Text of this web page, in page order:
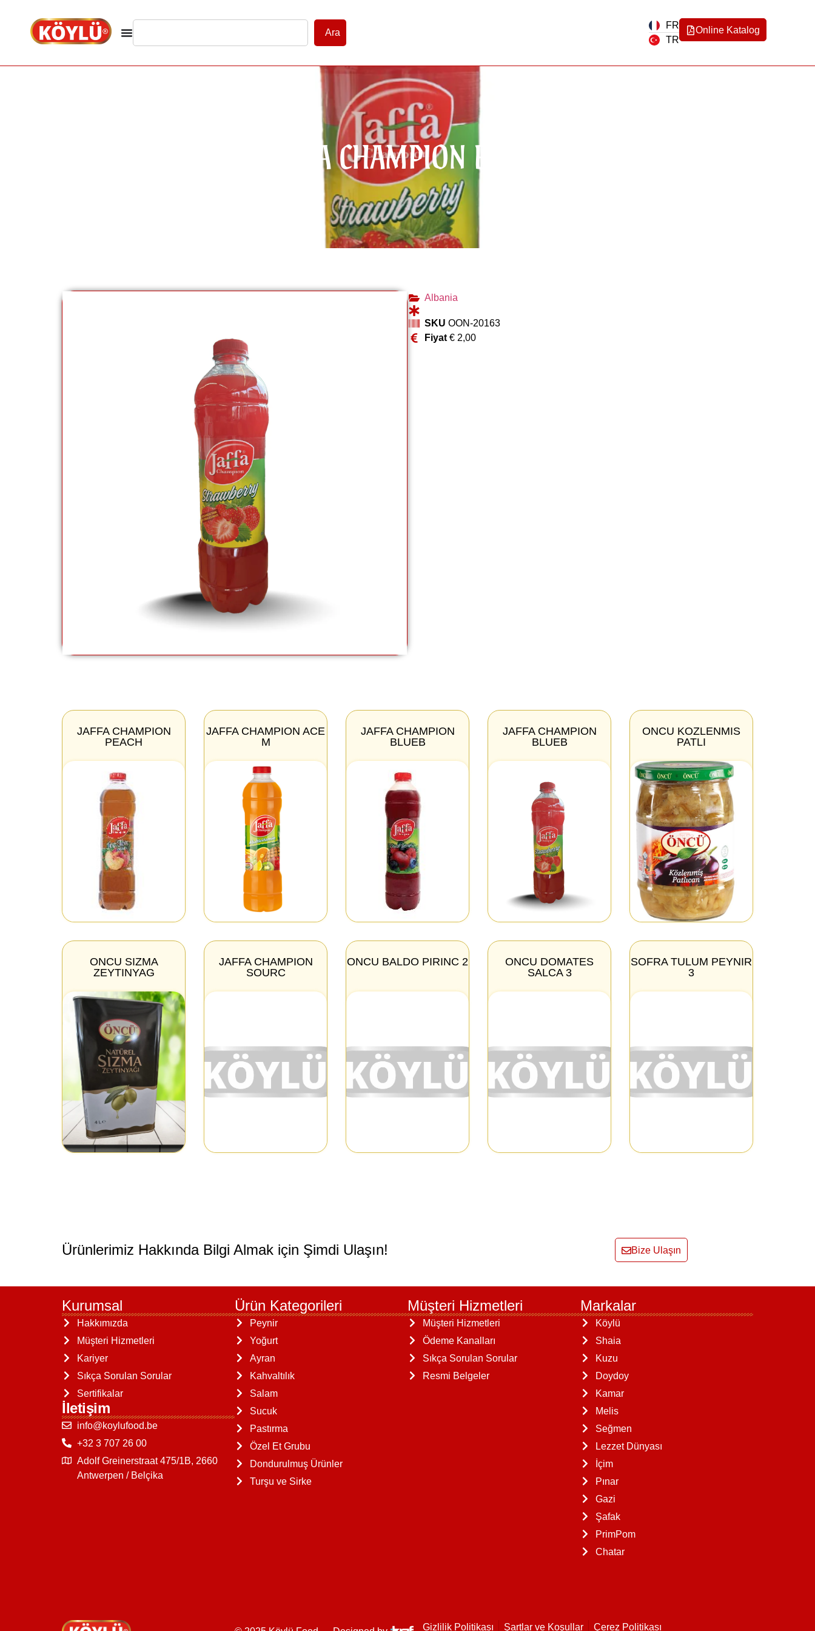
Ara
FR
TR
Online Katalog
JAFFA CHAMPION BLUEB
Albania
SKU OON-20163
Fiyat €2,00
JAFFA CHAMPION
PEACH
JAFFA CHAMPION ACE
M
JAFFA CHAMPION
BLUEB
JAFFA CHAMPION
BLUEB
ONCU KOZLENMIS
PATLI
ONCU SIZMA
ZEYTINYAG
JAFFA CHAMPION
SOURC
ONCU BALDO PIRINC 2
ONCU DOMATES
SALCA 3
SOFRA TULUM PEYNIR
3
Ürünlerimiz Hakkında Bilgi Almak için Şimdi Ulaşın! Bize Ulaşın
Kurumsal
Hakkımızda
Müşteri Hizmetleri
Kariyer
Sıkça Sorulan Sorular
Sertifikalar
İletişim
info@koylufood.be
+32 3 707 26 00
Adolf Greinerstraat 475/1B, 2660
Antwerpen / Belçika
Ürün Kategorileri
Peynir
Yoğurt
Ayran
Kahvaltılık
Salam
Sucuk
Pastırma
Özel Et Grubu
Dondurulmuş Ürünler
Turşu ve Sirke
Müşteri Hizmetleri
Müşteri Hizmetleri
Ödeme Kanalları
Sıkça Sorulan Sorular
Resmi Belgeler
Markalar
Köylü
Shaia
Kuzu
Doydoy
Kamar
Melis
Seğmen
Lezzet Dünyası
İçim
Pınar
Gazi
Şafak
PrimPom
Chatar
Gizlilik Politikası Şartlar ve Koşullar Çerez Politikası